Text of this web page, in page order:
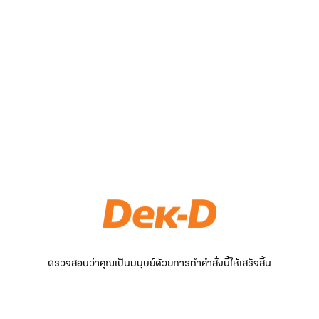
ตรวจสอบว่าคุณเป็นมนุษย์ด้วยการทำคำสั่งนี้ให้เสร็จสิ้น